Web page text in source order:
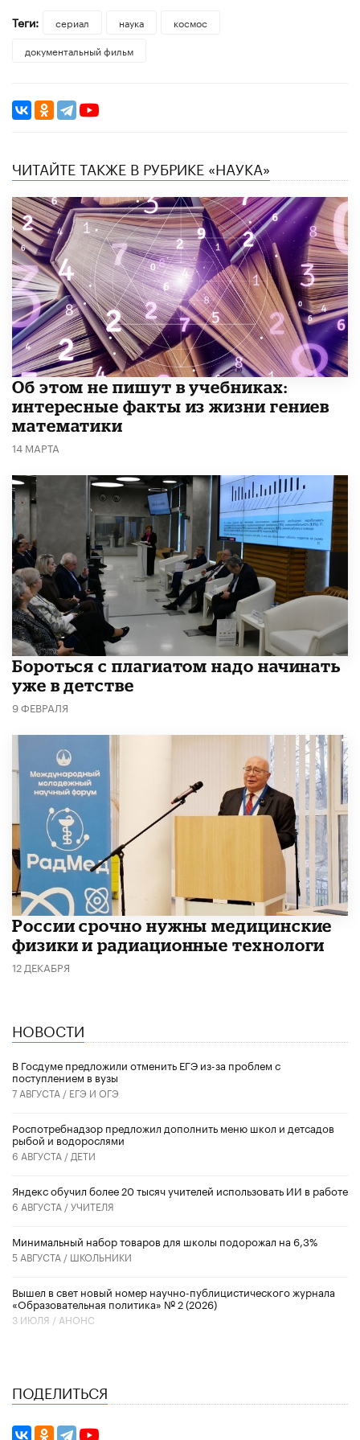
Теги:
сериал наука
космос
документальный фильм
ЧИТАЙТЕ ТАКЖЕ В РУБРИКЕ «НАУКА»
Об этом не пишут в учебниках:
интересные факты из жизни гениев
математики
14 МАРТА
​Бороться с плагиатом надо начинать
уже в детстве
9 ФЕВРАЛЯ
России срочно нужны медицинские
физики и радиационные технологи
12 ДЕКАБРЯ
НОВОСТИ
В Госдуме предложили отменить ЕГЭ из-за проблем с
поступлением в вузы
7 АВГУСТА / ЕГЭ И ОГЭ
Роспотребнадзор предложил дополнить меню школ и детсадов
рыбой и водорослями
6 АВГУСТА / ДЕТИ
​Яндекс обучил более 20 тысяч учителей использовать ИИ в работе
6 АВГУСТА /УЧИТЕЛЯ
Минимальный набор товаров для школы подорожал на 6,3%
5 АВГУСТА / ШКОЛЬНИКИ
Вышел в свет новый номер научно-публицистического журнала
«Образовательная политика» № 2 (2026)
3 ИЮЛЯ / АНОНС
ПОДЕЛИТЬСЯ